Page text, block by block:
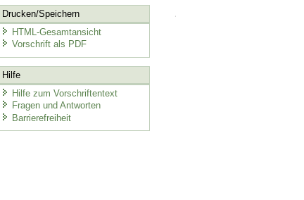
Drucken/Speichern
HTML-Gesamtansicht
Vorschrift als PDF
Hilfe
Hilfe zum Vorschriftentext
Fragen und Antworten
Barrierefreiheit